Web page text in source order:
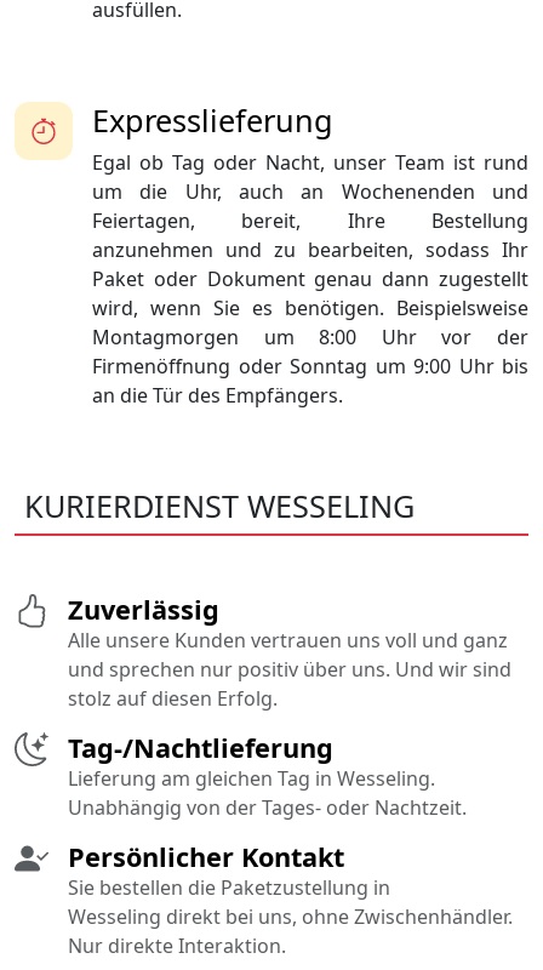
ausfüllen.
Expresslieferung
Egal ob Tag oder Nacht, unser Team ist rund
um die Uhr, auch an Wochenenden und
Feiertagen, bereit, Ihre Bestellung
anzunehmen und zu bearbeiten, sodass Ihr
Paket oder Dokument genau dann zugestellt
wird, wenn Sie es benötigen. Beispielsweise
Montagmorgen um 8:00 Uhr vor der
Firmenöffnung oder Sonntag um 9:00 Uhr bis
an die Tür des Empfängers.
KURIERDIENST WESSELING
Tag-/Nachtlieferung
Lieferung am gleichen Tag in Wesseling.
Unabhängig von der Tages- oder Nachtzeit.
Persönlicher Kontakt
Sie bestellen die Paketzustellung in
Wesseling direkt bei uns, ohne Zwischenhändler.
Nur direkte Interaktion.
Zuverlässig
Alle unsere Kunden vertrauen uns voll und ganz
und sprechen nur positiv über uns. Und wir sind
stolz auf diesen Erfolg.